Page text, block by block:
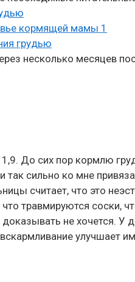
кормящей мамы 1
грудью
несколько месяцев
До сих пор кормлю
так сильно ко мне
считает, что это
травмируются соски,
не хочется. У
улучшает